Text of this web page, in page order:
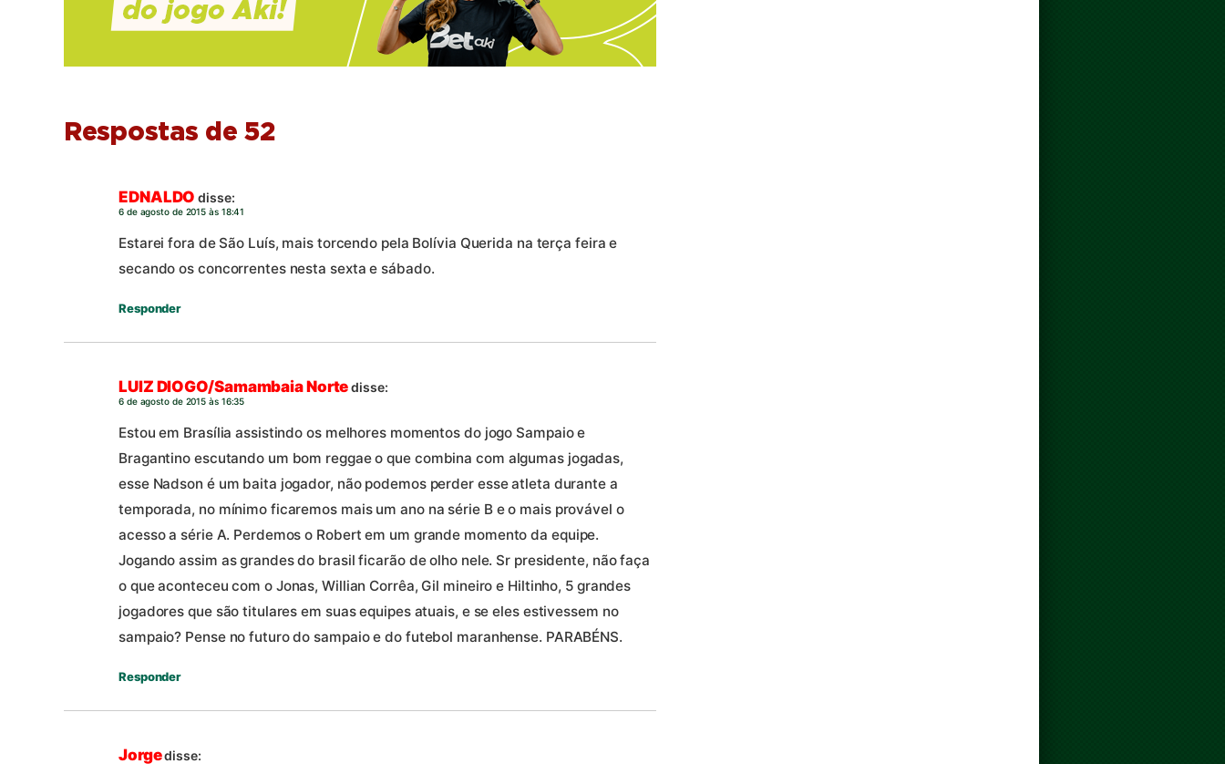
Respostas de 52
EDNALDO disse:
6 de agosto de 2015 às 18:41
Estarei fora de São Luís, mais torcendo pela Bolívia Querida na terça feira e
secando os concorrentes nesta sexta e sábado.
Responder
LUIZ DIOGO/Samambaia Nortedisse:
6 de agosto de 2015 às 16:35
Estou em Brasília assistindo os melhores momentos do jogo Sampaio e
Bragantino escutando um bom reggae o que combina com algumas jogadas,
esse Nadson é um baita jogador, não podemos perder esse atleta durante a
temporada, no mínimo ficaremos mais um ano na série B e o mais provável o
acesso a série A. Perdemos o Robert em um grande momento da equipe.
Jogando assim as grandes do brasil ficarão de olho nele. Sr presidente, não faça
o que aconteceu com o Jonas, Willian Corrêa, Gil mineiro e Hiltinho, 5 grandes
jogadores que são titulares em suas equipes atuais, e se eles estivessem no
sampaio? Pense no futuro do sampaio e do futebol maranhense. PARABÉNS.
Responder
Jorgedisse: